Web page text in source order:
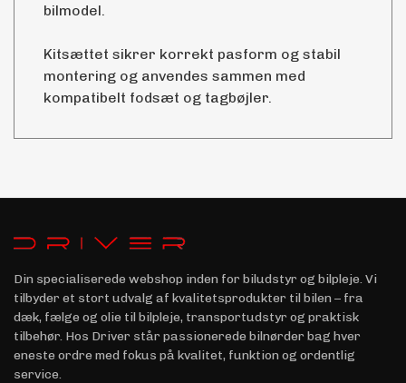
bilmodel.
Kitsættet sikrer korrekt pasform og stabil
montering og anvendes sammen med
kompatibelt fodsæt og tagbøjler.
Din specialiserede webshop inden for biludstyr og bilpleje. Vi
tilbyder et stort udvalg af kvalitetsprodukter til bilen – fra
dæk, fælge og olie til bilpleje, transportudstyr og praktisk
tilbehør. Hos Driver står passionerede bilnørder bag hver
eneste ordre med fokus på kvalitet, funktion og ordentlig
service.